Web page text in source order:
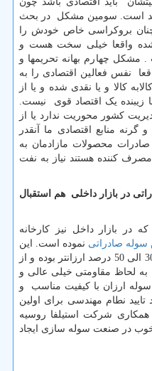
است. سومین مشکل در بحث
بروکراسی خاص خودش را
شده واقعا خیلی سخت هست و
مشکل چهارم بهانه تحریمها و
نفس فعالین اقتصادی را به
کالا و یا نقدی شده و یا از
زیبنده یک اقتصاد قوی نیست.
کشور محوریت ندارد یا از
منابع اقتصادی ما آنقدر
محصولات مازادمان به
کننده هستند نیاز به نفت
در بازار داخلی هم استقبال
در بازار داخل نیز کارخانه
صادراتی نموده است. این
سوله ها نسبت به سوله های سنتی 30 الی 50 درصد ارزانتر بوده و از
به لحاظ مقاومتی خیلی عالی و
ارزان با کیفیت مناسب و
نطام مهندسی برای اولین
همکاری شرکت استیلفا روسیه
در صنعت سوله سازی ایجاد